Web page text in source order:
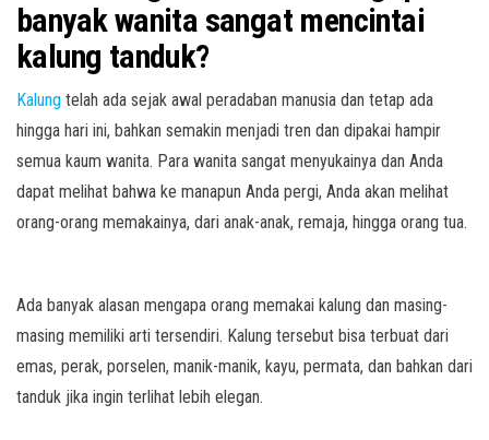
banyak wanita sangat mencintai
kalung tanduk?
Kalung telah ada sejak awal peradaban manusia dan tetap ada
hingga hari ini, bahkan semakin menjadi tren dan dipakai hampir
semua kaum wanita. Para wanita sangat menyukainya dan Anda
dapat melihat bahwa ke manapun Anda pergi, Anda akan melihat
orang-orang memakainya, dari anak-anak, remaja, hingga orang tua.
Ada banyak alasan mengapa orang memakai kalung dan masing-
masing memiliki arti tersendiri. Kalung tersebut bisa terbuat dari
emas, perak, porselen, manik-manik, kayu, permata, dan bahkan dari
tanduk jika ingin terlihat lebih elegan.